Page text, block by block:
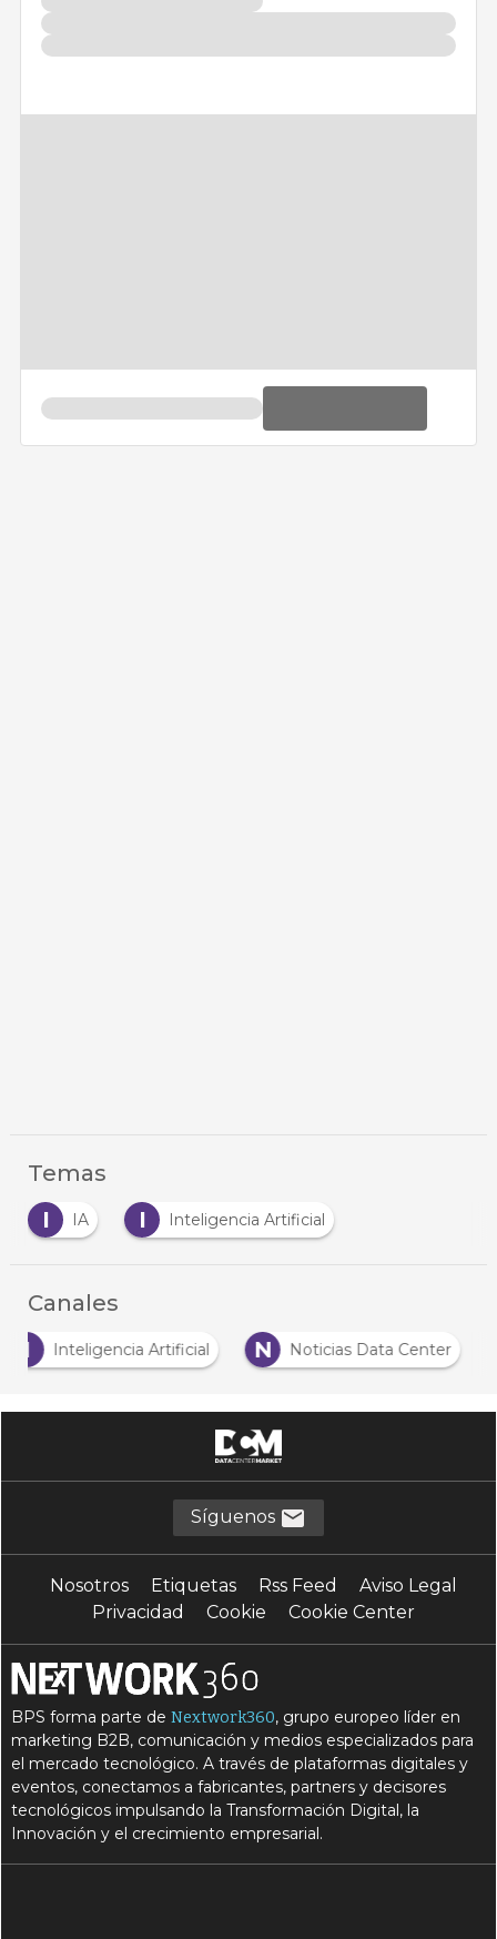
Temas
I
IA I Inteligencia Artificial
Canales
I
Inteligencia Artificial N Noticias Data Center
Síguenos
Nosotros Etiquetas Rss Feed
Aviso Legal
Privacidad
Cookie Cookie Center
BPS forma parte deNextwork360, grupo europeo líder en
marketing B2B, comunicación y medios especializados para
el mercado tecnológico. A través de plataformas digitales y
eventos, conectamos a fabricantes, partners y decisores
tecnológicos impulsando la Transformación Digital, la
Innovación y el crecimiento empresarial.